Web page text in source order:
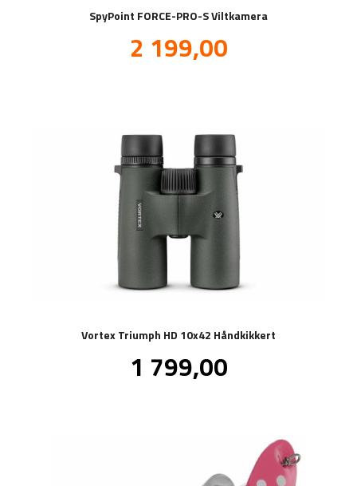
SpyPoint FORCE-PRO-S Viltkamera
Tilbud
2 199,00mva.
Vortex Triumph HD 10x42 Håndkikkert
Pris
1 799,00mva.